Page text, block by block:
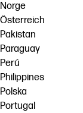
Norge
Österreich
Pakistan
Paraguay
Perú
Philippines
Polska
Portugal